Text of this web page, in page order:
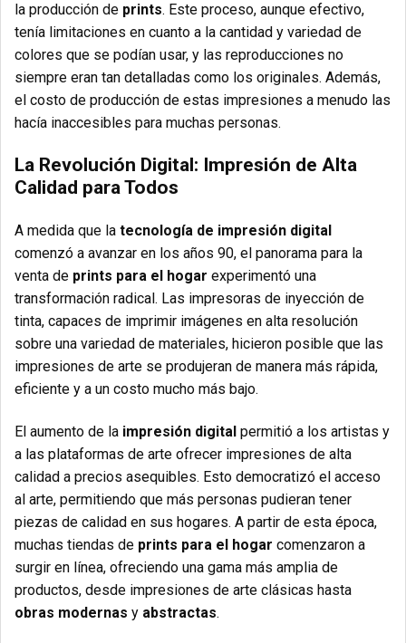
la producción de prints. Este proceso, aunque efectivo,
tenía limitaciones en cuanto a la cantidad y variedad de
colores que se podían usar, y las reproducciones no
siempre eran tan detalladas como los originales. Además,
el costo de producción de estas impresiones a menudo las
hacía inaccesibles para muchas personas.
La Revolución Digital: Impresión de Alta
Calidad para Todos
A medida que la tecnología de impresión digital
comenzó a avanzar en los años 90, el panorama para la
venta de prints para el hogar experimentó una
transformación radical. Las impresoras de inyección de
tinta, capaces de imprimir imágenes en alta resolución
sobre una variedad de materiales, hicieron posible que las
impresiones de arte se produjeran de manera más rápida,
eficiente y a un costo mucho más bajo.
El aumento de la impresión digital permitió a los artistas y
a las plataformas de arte ofrecer impresiones de alta
calidad a precios asequibles. Esto democratizó el acceso
al arte, permitiendo que más personas pudieran tener
piezas de calidad en sus hogares. A partir de esta época,
muchas tiendas de prints para el hogar comenzaron a
surgir en línea, ofreciendo una gama más amplia de
productos, desde impresiones de arte clásicas hasta
obras modernas y abstractas.